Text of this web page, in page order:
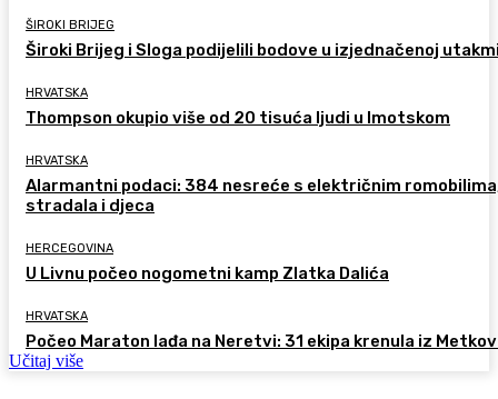
ŠIROKI BRIJEG
Široki Brijeg i Sloga podijelili bodove u izjednačenoj
HRVATSKA
Thompson okupio više od 20 tisuća ljudi u Imotskom
HRVATSKA
Alarmantni podaci: 384 nesreće s električnim
stradala i djeca
HERCEGOVINA
U Livnu počeo nogometni kamp Zlatka Dalića
HRVATSKA
Počeo Maraton lađa na Neretvi: 31 ekipa krenula iz
Učitaj više